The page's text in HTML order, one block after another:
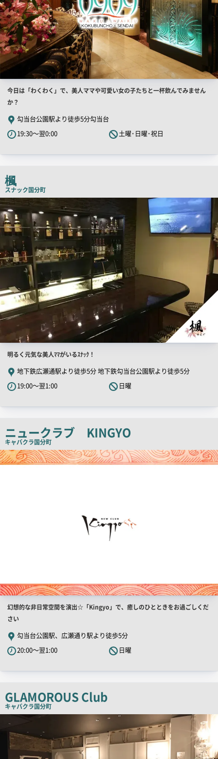
店
舗
PR
キ
ャ
ピ
ー
今日は「わくわく」で、美人ママや可愛い女の子たちと一杯飲んでみません
か？
勾当台公園駅より徒歩5分勾当台
19:30～翌0:00
土曜･日曜･祝日
楓
スナック国分町
店
舗
PR
画
像
店
舗
PR
キ
コ
ピ
ー
明るく元気な美人ﾏﾏがいるｽﾅｯｸ！
地下鉄広瀬通駅より徒歩5分 地下鉄勾当台公園駅より徒歩5分
19:00～翌1:00
日曜
ニュークラブ KINGYO
キャバクラ国分町
店
舗
PR
店
舗
PR
キ
ャ
ピ
ー
幻想的な非日常空間を演出☆「Kingyo」で、癒しのひとときをお過ごしくだ
さい
勾当台公園駅、広瀬通り駅より徒歩5分
20:00～翌1:00
日曜
GLAMOROUS Club
キャバクラ国分町
店
PR